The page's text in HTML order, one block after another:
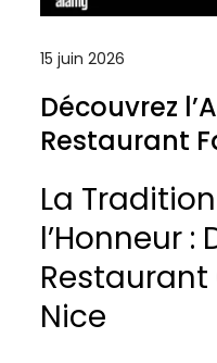
15 juin 2026
Découvrez
Restaurant
La
l’Honneur :
Nice